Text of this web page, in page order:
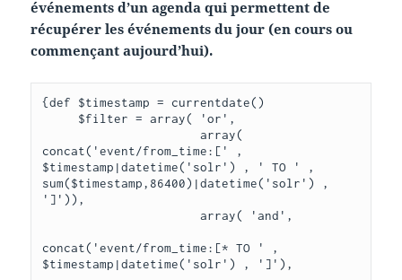
événements d’un agenda qui permettent de
récupérer les événements du jour (en cours ou
commençant aujourd’hui).
{def $timestamp = currentdate()
                      array(
concat('event/from_time:[' ,
$timestamp|datetime('solr') , ' TO ' ,
sum($timestamp,86400)|datetime('solr') ,
']')),
                      array( 'and',
concat('event/from_time:[* TO ' ,
$timestamp|datetime('solr') , ']'),